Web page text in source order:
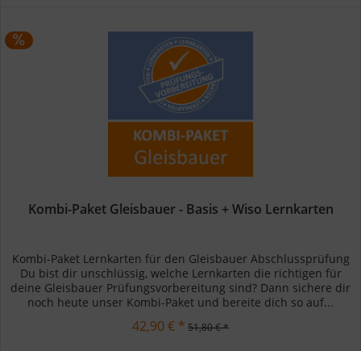
Kombi-Paket Gleisbauer - Basis + Wiso Lernkarten
Kombi-Paket Lernkarten für den Gleisbauer Abschlussprüfung
Du bist dir unschlüssig, welche Lernkarten die richtigen für
deine Gleisbauer Prüfungsvorbereitung sind? Dann sichere dir
noch heute unser Kombi-Paket und bereite dich so auf...
42,90 € * 51,80 € *